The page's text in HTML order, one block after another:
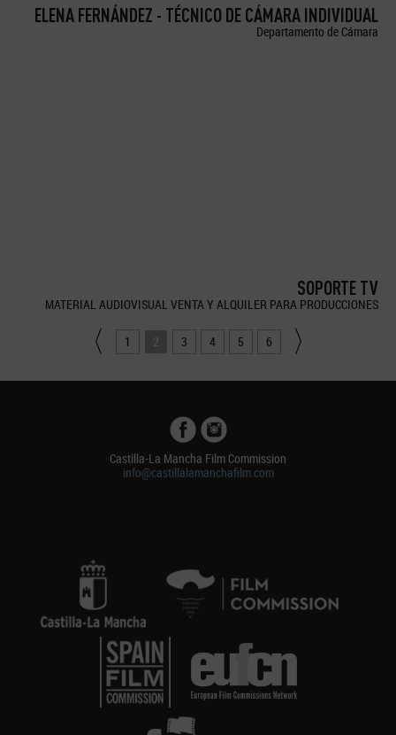
ELENA FERNÁNDEZ - TÉCNICO DE CÁMARA INDIVIDUAL
Departamento de Cámara
SOPORTE TV
MATERIAL AUDIOVISUAL VENTA Y ALQUILER PARA PRODUCCIONES
1 2 3 4 5 6
Castilla-La Mancha Film Commission
info@castillalamanchafilm.com